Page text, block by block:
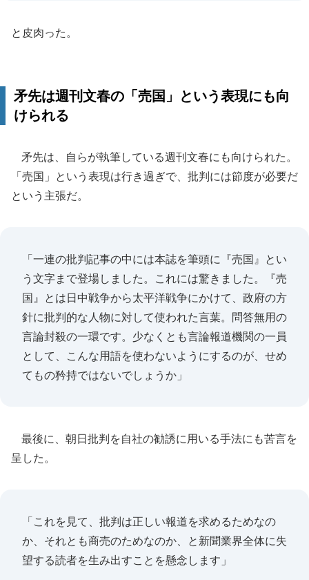
と皮肉った。
矛先は週刊文春の「売国」という表現にも向
けられる
矛先は、自らが執筆している週刊文春にも向けられた。
「売国」という表現は行き過ぎで、批判には節度が必要だ
という主張だ。
「一連の批判記事の中には本誌を筆頭に『売国』とい
う文字まで登場しました。これには驚きました。『売
国』とは日中戦争から太平洋戦争にかけて、政府の方
針に批判的な人物に対して使われた言葉。問答無用の
言論封殺の一環です。少なくとも言論報道機関の一員
として、こんな用語を使わないようにするのが、せめ
てもの矜持ではないでしょうか」
最後に、朝日批判を自社の勧誘に用いる手法にも苦言を
呈した。
「これを見て、批判は正しい報道を求めるためなの
か、それとも商売のためなのか、と新聞業界全体に失
望する読者を生み出すことを懸念します」